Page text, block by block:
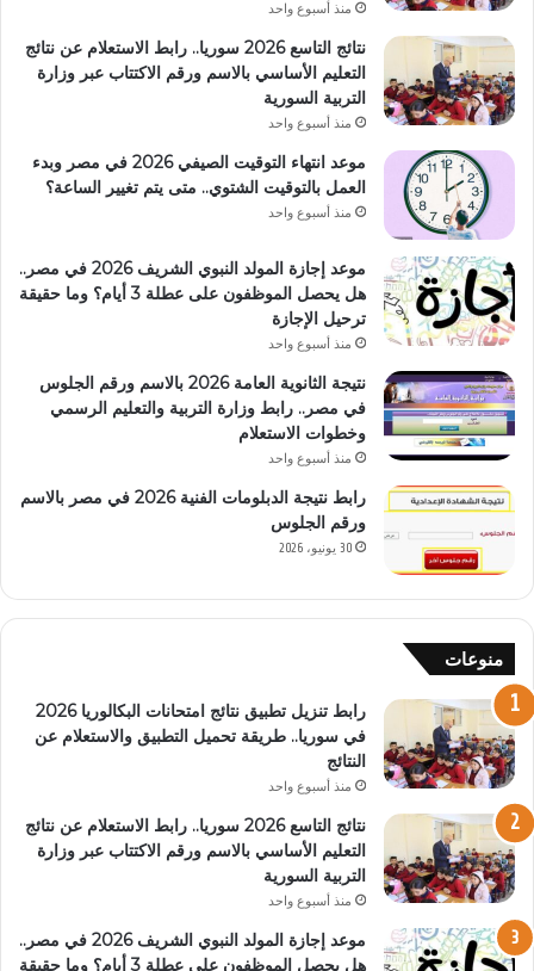
منذ أسبوع واحد
نتائج التاسع 2026 سوريا.. رابط الاستعلام عن نتائج
التعليم الأساسي بالاسم ورقم الاكتتاب عبر وزارة
التربية السورية
منذ أسبوع واحد
موعد انتهاء التوقيت الصيفي 2026 في مصر وبدء
العمل بالتوقيت الشتوي.. متى يتم تغيير الساعة؟
منذ أسبوع واحد
موعد إجازة المولد النبوي الشريف 2026 في مصر..
هل يحصل الموظفون على عطلة 3 أيام؟ وما حقيقة
ترحيل الإجازة
منذ أسبوع واحد
نتيجة الثانوية العامة 2026 بالاسم ورقم الجلوس
في مصر.. رابط وزارة التربية والتعليم الرسمي
وخطوات الاستعلام
منذ أسبوع واحد
رابط نتيجة الدبلومات الفنية 2026 في مصر بالاسم
ورقم الجلوس
30 يونيو، 2026
منوعات
رابط تنزيل تطبيق نتائج امتحانات البكالوريا 2026
في سوريا.. طريقة تحميل التطبيق والاستعلام عن
النتائج
منذ أسبوع واحد
نتائج التاسع 2026 سوريا.. رابط الاستعلام عن نتائج
التعليم الأساسي بالاسم ورقم الاكتتاب عبر وزارة
التربية السورية
منذ أسبوع واحد
موعد إجازة المولد النبوي الشريف 2026 في مصر..
هل يحصل الموظفون على عطلة 3 أيام؟ وما حقيقة